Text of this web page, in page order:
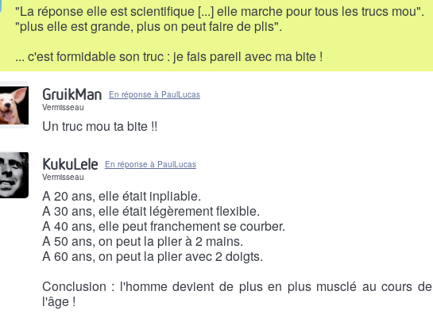
"La réponse elle est scientifique [...] elle marche pour tous les trucs mou".
"plus elle est grande, plus on peut faire de plis".
... c'est formidable son truc : je fais pareil avec ma bite !
GruikMan
En réponse à PaulLucas
Vermisseau
Un truc mou ta bite !!
mois
KukuLele
En réponse à PaulLucas
Vermisseau
A 20 ans, elle était inpliable.
A 30 ans, elle était légèrement flexible.
A 40 ans, elle peut franchement se courber.
A 50 ans, on peut la plier à 2 mains.
A 60 ans, on peut la plier avec 2 doigts.
Conclusion : l'homme devient de plus en plus musclé au cours de
l'âge !